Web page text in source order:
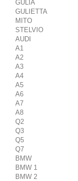
GULIA
GULIETTA
MITO
STELVIO
AUDI
A1
A2
A3
A4
A5
A6
A7
A8
Q2
Q3
Q5
Q7
BMW
BMW 1
BMW 2